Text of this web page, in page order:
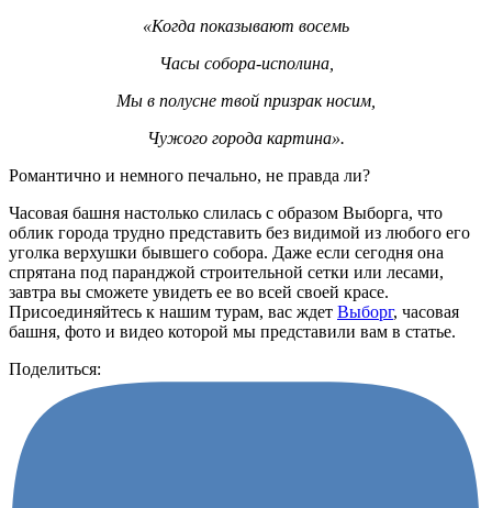
«Когда показывают восемь
Часы собора-исполина,
Мы в полусне твой призрак носим,
Чужого города картина».
Романтично и немного печально, не правда ли?
Часовая башня настолько слилась с образом Выборга, что
облик города трудно представить без видимой из любого его
уголка верхушки бывшего собора. Даже если сегодня она
спрятана под паранджой строительной сетки или лесами,
завтра вы сможете увидеть ее во всей своей красе.
Присоединяйтесь к нашим турам, вас ждет Выборг, часовая
башня, фото и видео которой мы представили вам в статье.
Поделиться: